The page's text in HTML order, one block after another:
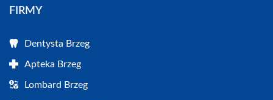
FIRMY
Dentysta Brzeg
Apteka Brzeg
Lombard Brzeg